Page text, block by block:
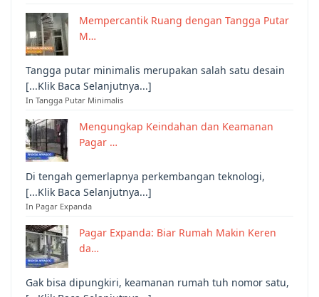
Mempercantik Ruang dengan Tangga Putar
M…
Tangga putar minimalis merupakan salah satu desain
[...Klik Baca Selanjutnya...]
In Tangga Putar Minimalis
Mengungkap Keindahan dan Keamanan
Pagar …
Di tengah gemerlapnya perkembangan teknologi,
[...Klik Baca Selanjutnya...]
In Pagar Expanda
Pagar Expanda: Biar Rumah Makin Keren
da…
Gak bisa dipungkiri, keamanan rumah tuh nomor satu,